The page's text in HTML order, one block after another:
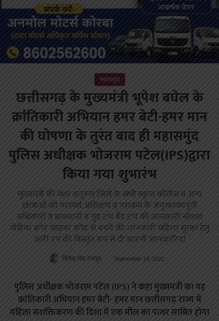
महासमुंद
छत्तीसगढ़ के मुख्यमंत्री भूपेश बघेल के
क्रांतिकारी अभियान हमर बेटी-हमर मान
की घोषणा के तुरंत बाद ही महासमुंद
पुलिस अधीक्षक भोजराम पटेल(IPS)द्वारा
किया गया शुभारंभ
मुख्यमंत्री की मंशा अनुरूप जिले के सभी स्कूल कॉलेज व अन्य
छात्राओं को परामर्श, प्रशिक्षण व पराक्रम के अनुसारकानूनी
अधिकारों व प्रावधानों व गुड टच बैड टच की जानकारी सोशल
मीडिया फ्रॉड साइबर फ्रॉड से बचने की जानकारी महिला सुरक्षा हेतु
जारी एप की विस्तृत रूप से दी जाएगी जानकारियां
जितेन्द्र सिंह राजपूत September 24, 2022
पुलिस अधीक्षक भोजराम पटेल (IPS) ने कहा मुख्यमंत्री का यह
क्रांतिकारी अभियान हमर बेटी- हमर मान छत्तीसगढ़ राज्य में
महिला सशक्तिकरण की दिशा में एक मील का पत्थर साबित होगा